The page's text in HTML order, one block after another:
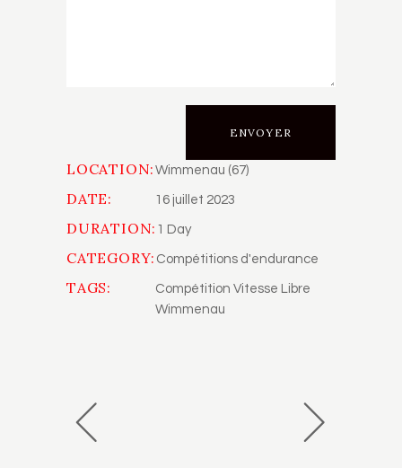
LOCATION: Wimmenau (67)
DATE: 16 juillet 2023
DURATION: 1 Day
CATEGORY: Compétitions d'endurance
TAGS:
Compétition Vitesse Libre
Wimmenau